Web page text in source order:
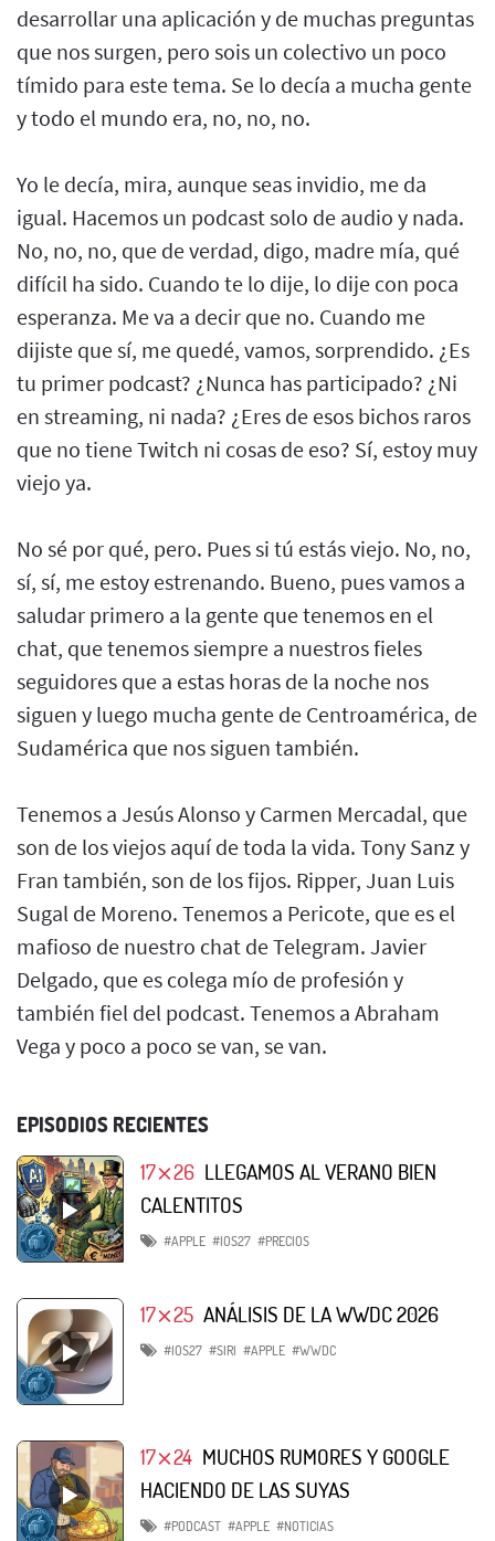
desarrollar una aplicación y de muchas preguntas
que nos surgen, pero sois un colectivo un poco
tímido para este tema. Se lo decía a mucha gente
y todo el mundo era, no, no, no.
Yo le decía, mira, aunque seas invidio, me da
igual. Hacemos un podcast solo de audio y nada.
No, no, no, que de verdad, digo, madre mía, qué
difícil ha sido. Cuando te lo dije, lo dije con poca
esperanza. Me va a decir que no. Cuando me
dijiste que sí, me quedé, vamos, sorprendido. ¿Es
tu primer podcast? ¿Nunca has participado? ¿Ni
en streaming, ni nada? ¿Eres de esos bichos raros
que no tiene Twitch ni cosas de eso? Sí, estoy muy
viejo ya.
No sé por qué, pero. Pues si tú estás viejo. No, no,
sí, sí, me estoy estrenando. Bueno, pues vamos a
saludar primero a la gente que tenemos en el
chat, que tenemos siempre a nuestros fieles
seguidores que a estas horas de la noche nos
siguen y luego mucha gente de Centroamérica, de
Sudamérica que nos siguen también.
Tenemos a Jesús Alonso y Carmen Mercadal, que
son de los viejos aquí de toda la vida. Tony Sanz y
Fran también, son de los fijos. Ripper, Juan Luis
Sugal de Moreno. Tenemos a Pericote, que es el
mafioso de nuestro chat de Telegram. Javier
Delgado, que es colega mío de profesión y
también fiel del podcast. Tenemos a Abraham
Vega y poco a poco se van, se van.
EPISODIOS RECIENTES
17⨯26 LLEGAMOS AL VERANO BIEN
CALENTITOS
#APPLE #IOS27 #PRECIOS
17⨯25 ANÁLISIS DE LA WWDC 2026
#IOS27 #SIRI #APPLE #WWDC
17⨯24 MUCHOS RUMORES Y GOOGLE
HACIENDO DE LAS SUYAS
#PODCAST #APPLE #NOTICIAS